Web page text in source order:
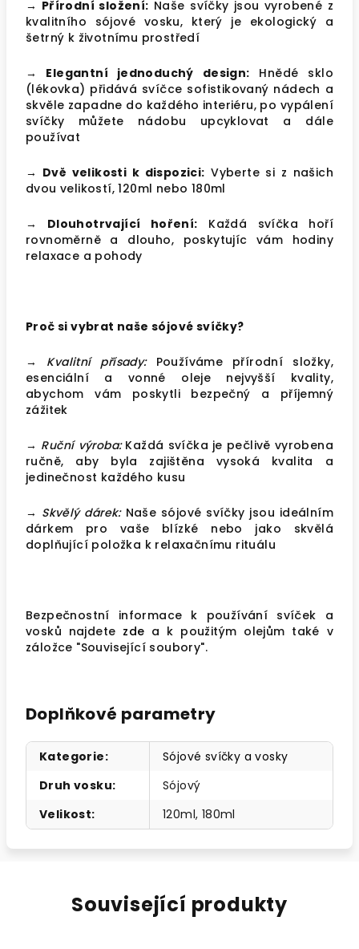
→ Přírodní složení: Naše svíčky jsou vyrobené z
kvalitního sójové vosku, který je ekologický a
šetrný k životnímu prostředí
→ Elegantní jednoduchý design: Hnědé sklo
(lékovka) přidává svíčce sofistikovaný nádech a
skvěle zapadne do každého interiéru, po vypálení
svíčky můžete nádobu upcyklovat a dále
používat
→ Dvě velikosti k dispozici: Vyberte si z našich
dvou velikostí, 120ml nebo 180ml
→ Dlouhotrvající hoření: Každá svíčka hoří
rovnoměrně a dlouho, poskytujíc vám hodiny
relaxace a pohody
Proč si vybrat naše sójové svíčky?
→ Kvalitní přísady:Používáme přírodní složky,
esenciální a vonné oleje nejvyšší kvality,
abychom vám poskytli bezpečný a příjemný
zážitek
→ Ruční výroba:Každá svíčka je pečlivě vyrobena
ručně, aby byla zajištěna vysoká kvalita a
jedinečnost každého kusu
→ Skvělý dárek:Naše sójové svíčky jsou ideálním
dárkem pro vaše blízké nebo jako skvělá
doplňující položka k relaxačnímu rituálu
Bezpečnostní informace k používání svíček a
vosků najdete zde a k použitým olejům také v
záložce "Související soubory".
Doplňkové parametry
Kategorie:
Sójové svíčky a vosky
Druh vosku:
Sójový
Velikost: 120ml, 180ml
Související produkty